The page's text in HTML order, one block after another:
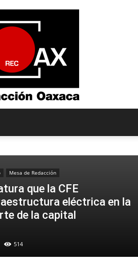
Oaxaca
Mesa de Redacción
que la CFE
eléctrica en la
de la capital
514